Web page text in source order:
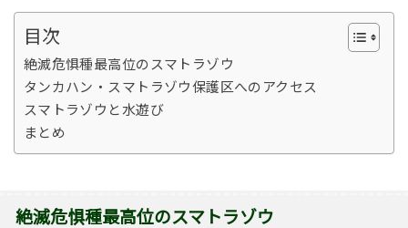
目次
絶滅危惧種最高位のスマトラゾウ
タンカハン・スマトラゾウ保護区へのアクセス
スマトラゾウと水遊び
まとめ
絶滅危惧種最高位のスマトラゾウ